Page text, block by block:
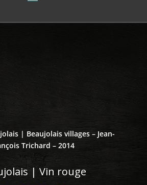
| Beaujolais villages – Jean-
Trichard – 2014
| Vin rouge